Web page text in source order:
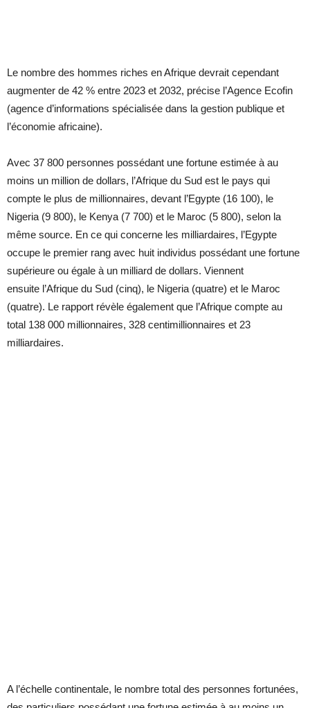
Le nombre des hommes riches en Afrique devrait cependant
augmenter de 42 % entre 2023 et 2032, précise l’Agence Ecofin
(agence d’informations spécialisée dans la gestion publique et
l’économie africaine).
Avec 37 800 personnes possédant une fortune estimée à au
moins un million de dollars, l’Afrique du Sud est le pays qui
compte le plus de millionnaires, devant l’Egypte (16 100), le
Nigeria (9 800), le Kenya (7 700) et le Maroc (5 800), selon la
même source. En ce qui concerne les milliardaires, l’Egypte
occupe le premier rang avec huit individus possédant une fortune
supérieure ou égale à un milliard de dollars. Viennent
ensuite l’Afrique du Sud (cinq), le Nigeria (quatre) et le Maroc
(quatre). Le rapport révèle également que l’Afrique compte au
total 138 000 millionnaires, 328 centimillionnaires et 23
milliardaires.
A l’échelle continentale, le nombre total des personnes fortunées,